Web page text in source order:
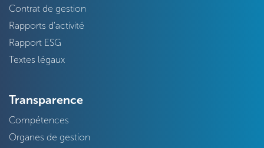
Contrat de gestion
Rapports d'activité
Rapport ESG
Textes légaux
Transparence
Compétences
Organes de gestion